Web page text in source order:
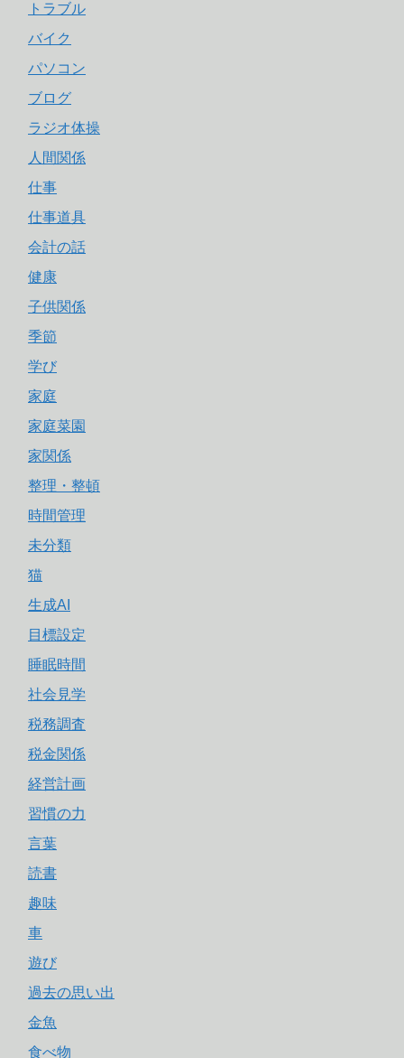
トラブル
バイク
パソコン
ブログ
ラジオ体操
人間関係
仕事
仕事道具
会計の話
健康
子供関係
季節
学び
家庭
家庭菜園
家関係
整理・整頓
時間管理
未分類
猫
生成AI
目標設定
睡眠時間
社会見学
税務調査
税金関係
経営計画
習慣の力
言葉
読書
趣味
車
遊び
過去の思い出
金魚
食べ物